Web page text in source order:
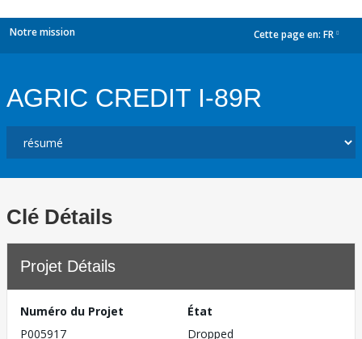
Notre mission Cette page en: FR
AGRIC CREDIT I-89R
Clé Détails
Projet Détails
Numéro du Projet
P005917
État
Dropped